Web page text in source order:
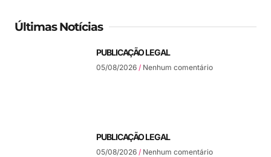
Últimas Notícias
PUBLICAÇÃO LEGAL
05/08/2026 Nenhum comentário
PUBLICAÇÃO LEGAL
05/08/2026 Nenhum comentário